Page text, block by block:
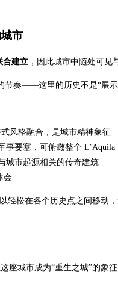
市
合建立 ，因此城市中随处可见
奏——这里的历史不是“展示
式风格融合，是城市精神象征
事要塞，可俯瞰整个 L’Aquila
城市起源相关的传奇建筑
会
以轻松在各个历史点之间移动
座城市成为“重生之城”的象征